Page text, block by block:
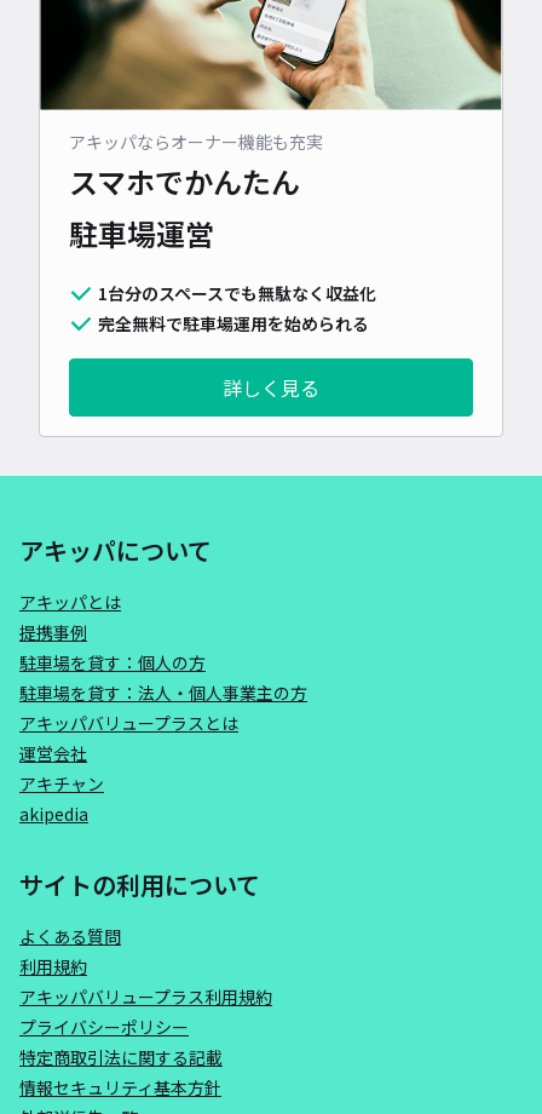
アキッパならオーナー機能も充実
スマホでかんたん
駐車場運営
1台分のスペースでも無駄なく収益化
完全無料で駐車場運用を始められる
詳しく見る
アキッパについて
アキッパとは
提携事例
駐車場を貸す：個人の方
駐車場を貸す：法人・個人事業主の方
アキッパバリュープラスとは
運営会社
アキチャン
akipedia
サイトの利用について
よくある質問
利用規約
アキッパバリュープラス利用規約
プライバシーポリシー
特定商取引法に関する記載
情報セキュリティ基本方針